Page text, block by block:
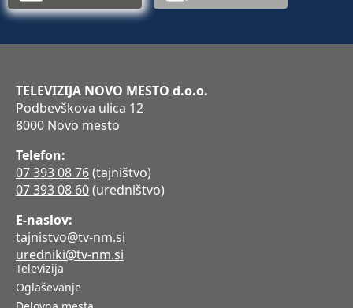
TELEVIZIJA NOVO MESTO d.o.o.
Podbevškova ulica 12
8000 Novo mesto
Telefon:
07 393 08 76(tajništvo)
07 393 08 60(uredništvo)
E-naslov:
tajnistvo@tv-nm.si
uredniki@tv-nm.si
Televizija
Oglaševanje